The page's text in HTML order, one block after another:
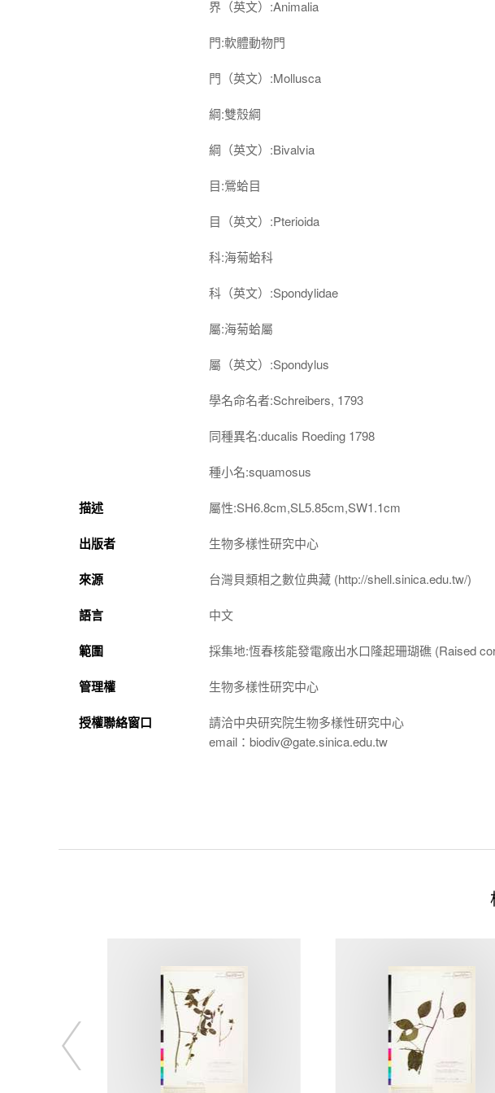
界（英文）:Animalia
門:軟體動物門
門（英文）:Mollusca
綱:雙殼綱
綱（英文）:Bivalvia
目:鶯蛤目
目（英文）:Pterioida
科:海菊蛤科
科（英文）:Spondylidae
屬:海菊蛤屬
屬（英文）:Spondylus
學名命名者:Schreibers, 1793
同種異名:ducalis Roeding 1798
種小名:squamosus
描述 屬性:SH6.8cm,SL5.85cm,SW1.1cm
出版者 生物多樣性研究中心
來源 台灣貝類相之數位典藏 (http://shell.sinica.edu.tw/)
語言 中文
範圍 採集地:恆春核能發電廠出水口隆起珊瑚礁 (Raised
管理權 生物多樣性研究中心
授權聯絡窗口
請洽中央研究院生物多樣性研究中心
email：biodiv@gate.sinica.edu.tw